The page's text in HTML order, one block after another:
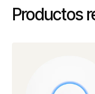
Productos